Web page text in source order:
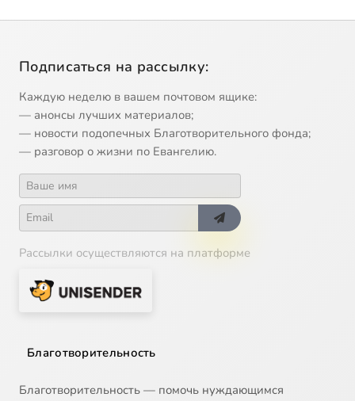
Подписаться на рассылку:
Каждую неделю в вашем почтовом ящике:
— анонсы лучших материалов;
— новости подопечных Благотворительного фонда;
— разговор о жизни по Евангелию.
Рассылки осуществляются на платформе
Благотворительность
Благотворительность — помочь нуждающимся